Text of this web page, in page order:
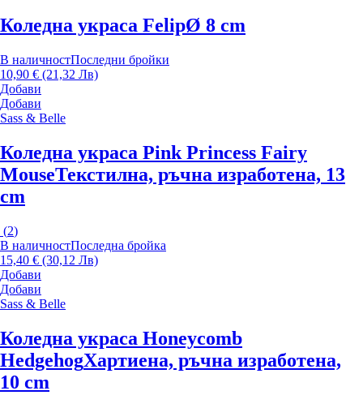
Коледна украса FelipØ 8 cm
В наличностПоследни бройки
10,90 € (21,32 Лв)
Добави
Добави
Sass & Belle
Коледна украса Pink Princess Fairy
MouseТекстилна, ръчна изработена, 13
cm
(2)
В наличностПоследна бройка
15,40 € (30,12 Лв)
Добави
Добави
Sass & Belle
Коледна украса Honeycomb
HedgehogХартиена, ръчна изработена,
10 cm